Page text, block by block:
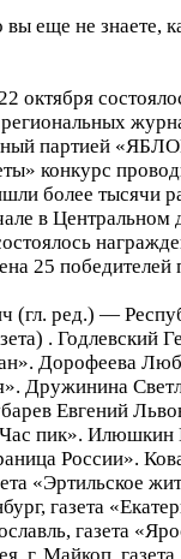
еще не знаете,
партией
конкурс
более тысячи
в Центральном
25 победителей
ред.) —
. Годлевский
Дорофеева
Дружинина
Евгений
Час пик».
России».
«Эртильское
газета
газета